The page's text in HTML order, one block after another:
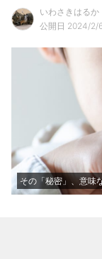
いわさきはるか
公開日 2024/2/
その「秘密」、意味